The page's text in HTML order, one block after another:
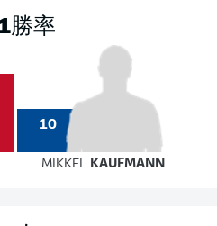
勝率
10
MIKKEL KAUFMANN